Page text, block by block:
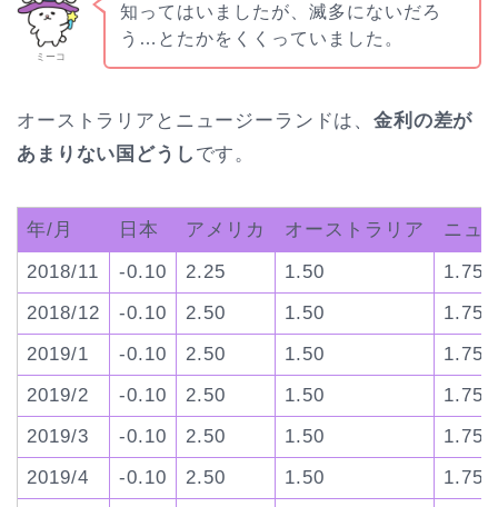
ミーコ
知ってはいましたが、滅多にないだろ
う…とたかをくくっていました。
オーストラリアとニュージーランドは、金利の差が
あまりない国どうし です。
年/月 日本 アメリカ オーストラリア
ニュ
2018/11
-0.10 2.25 1.50
1.75
2018/12
-0.10 2.50 1.50
1.75
2019/1
-0.10 2.50 1.50
1.75
2019/2
-0.10 2.50 1.50
1.75
2019/3
-0.10 2.50 1.50
1.75
2019/4
-0.10 2.50 1.50
1.75